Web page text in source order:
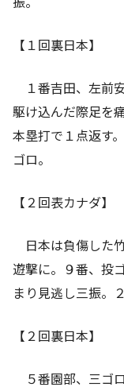
【１回裏日本】
１番吉田、左前
駆け込んだ際足を
本塁打で１点返す
ゴロ。
【２回表カナダ】
日本は負傷した
遊撃に。９番、投
まり見逃し三振。
【２回裏日本】
５番園部、三ゴ